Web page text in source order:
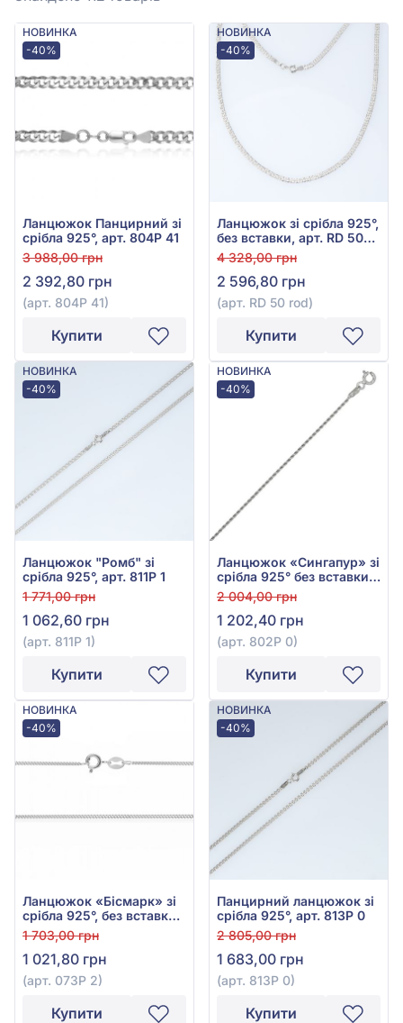
НОВИНКА
-40%
Ланцюжок Панцирний зі
срібла 925°, арт. 804Р 41
3 988,00 грн
2 392,80 грн
(арт. 804Р 41)
Купити
НОВИНКА
-40%
Ланцюжок зі срібла 925°,
без вставки, арт. RD 50
rod
4 328,00 грн
2 596,80 грн
(арт. RD 50 rod)
Купити
НОВИНКА
-40%
Ланцюжок "Ромб" зі
срібла 925°, арт. 811Р 1
1 771,00 грн
1 062,60 грн
(арт. 811Р 1)
Купити
НОВИНКА
-40%
Ланцюжок «Сингапур» зі
срібла 925° без вставки,
арт. 802Р 0
2 004,00 грн
1 202,40 грн
(арт. 802Р 0)
Купити
НОВИНКА
-40%
Ланцюжок «Бісмарк» зі
срібла 925°, без вставки,
арт. 073Р 2
1 703,00 грн
1 021,80 грн
(арт. 073Р 2)
Купити
НОВИНКА
-40%
Панцирний ланцюжок зі
срібла 925°, арт. 813Р 0
2 805,00 грн
1 683,00 грн
(арт. 813Р 0)
Купити